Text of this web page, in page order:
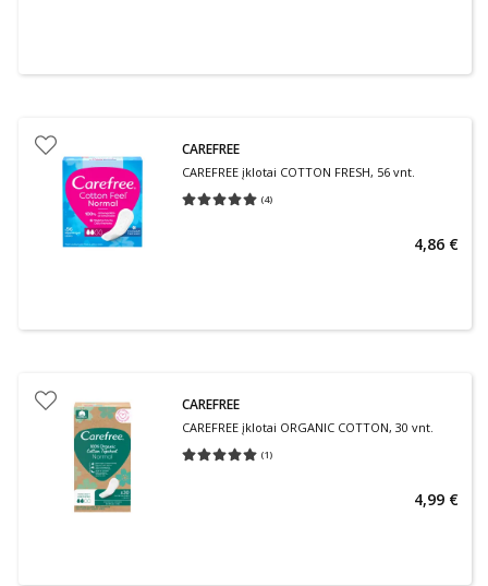
CAREFREE
CAREFREE įklotai COTTON FRESH, 56 vnt.
(4)
Vidutinis įvertinimas 5.00
4,86 €
CAREFREE
CAREFREE įklotai ORGANIC COTTON, 30 vnt.
(1)
Vidutinis įvertinimas 5.00
4,99 €